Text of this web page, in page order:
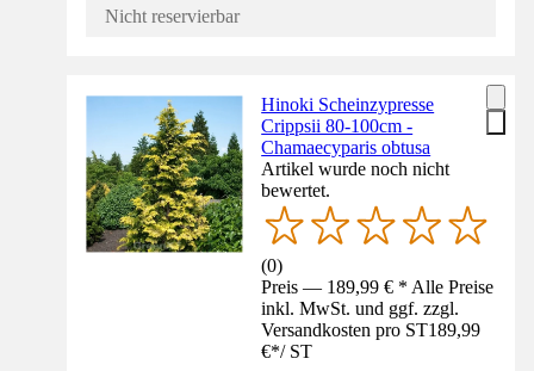
Nicht reservierbar
Hinoki Scheinzypresse
Crippsii 80-100cm -
Chamaecyparis obtusa
Artikel wurde noch nicht
bewertet.
(0)
Preis — 189,99 € * Alle Preise
inkl. MwSt. und ggf. zzgl.
Versandkosten pro ST189,99
€*/ ST